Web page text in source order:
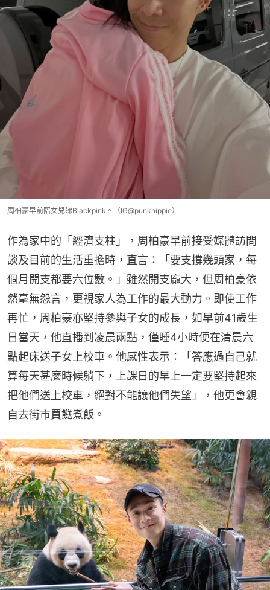
周柏豪早前陪女兒睇Blackpink。（IG@punkhippie）
作為家中的「經濟支柱」，周柏豪早前接受媒體訪問
談及目前的生活重擔時，直言：「要支撐幾頭家，每
個月開支都要六位數。」雖然開支龐大，但周柏豪依
然毫無怨言，更視家人為工作的最大動力。即使工作
再忙，周柏豪亦堅持參與子女的成長，如早前41歲生
日當天，他直播到凌晨兩點，僅睡4小時便在清晨六
點起床送子女上校車。他感性表示：「答應過自己就
算每天甚麼時候躺下，上課日的早上一定要堅持起來
把他們送上校車，絕對不能讓他們失望」，他更會親
自去街市買餸煮飯。